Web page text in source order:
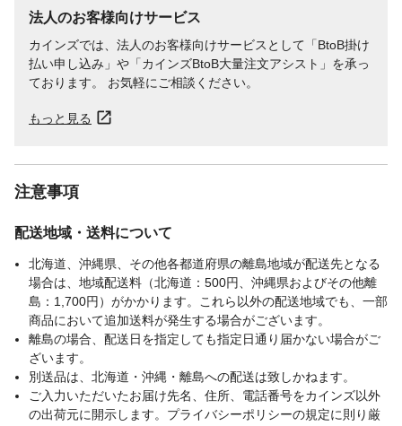
法人のお客様向けサービス
カインズでは、法人のお客様向けサービスとして「BtoB掛け
払い申し込み」や「カインズBtoB大量注文アシスト」を承っ
ております。 お気軽にご相談ください。
もっと見る
注意事項
配送地域・送料について
北海道、沖縄県、その他各都道府県の離島地域が配送先となる
場合は、地域配送料（北海道：500円、沖縄県およびその他離
島：1,700円）がかかります。これら以外の配送地域でも、一部
商品において追加送料が発生する場合がございます。
離島の場合、配送日を指定しても指定日通り届かない場合がご
ざいます。
別送品は、北海道・沖縄・離島への配送は致しかねます。
ご入力いただいたお届け先名、住所、電話番号をカインズ以外
の出荷元に開示します。プライバシーポリシーの規定に則り厳